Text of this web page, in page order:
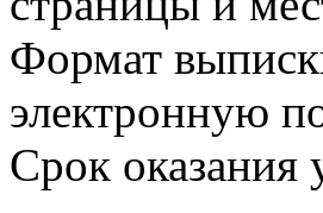
Формат
электронную
Срок оказания